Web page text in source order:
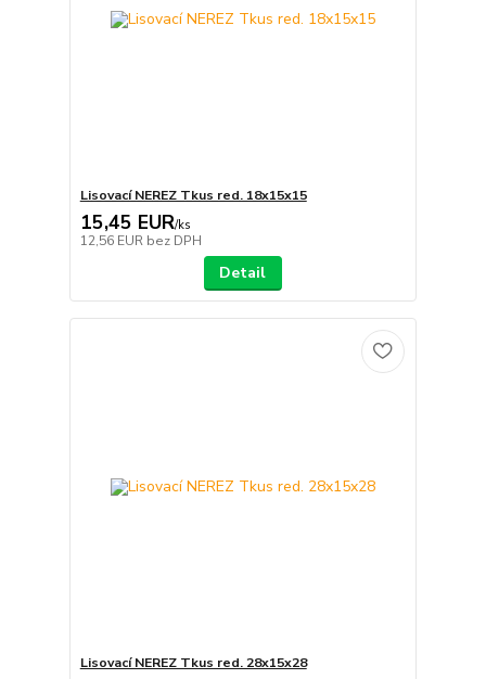
Lisovací NEREZ Tkus red. 18x15x15
15,45 EUR/ks
12,56 EUR bez DPH
Detail
Lisovací NEREZ Tkus red. 28x15x28